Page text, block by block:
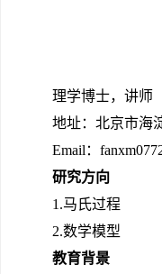
理学博士，讲师
地址：北京市海
Email：
研究方向
1.马氏过程
2.数学模型
教育背景